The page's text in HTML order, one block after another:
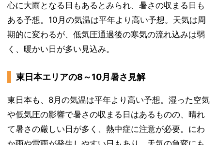
心に大雨となる日もあるとみられ、暑さの収まる日も
ある予想。10月の気温は平年より高い予想。天気は周
期的に変わるが、低気圧通過後の寒気の流れ込みは弱
く、暖かい日が多い見込み。
東日本エリアの8～10月暑さ見解
東日本も、8月の気温は平年より高い予想。湿った空気
や低気圧の影響で暑さの収まる日はあるものの、晴れ
て暑さの厳しい日が多く、熱中症に注意が必要。にわ